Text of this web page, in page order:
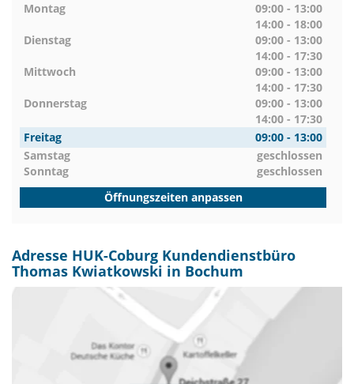
Montag
09:00 - 13:00
14:00 - 18:00
Dienstag
09:00 - 13:00
14:00 - 17:30
Mittwoch
09:00 - 13:00
14:00 - 17:30
Donnerstag
09:00 - 13:00
14:00 - 17:30
Freitag
09:00 - 13:00
Samstag
geschlossen
Sonntag
geschlossen
Öffnungszeiten anpassen
Adresse HUK-Coburg Kundendienstbüro
Thomas Kwiatkowski in Bochum